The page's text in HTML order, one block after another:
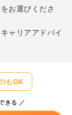
お選びくださ
ャリアアドバイ
もOK
きる